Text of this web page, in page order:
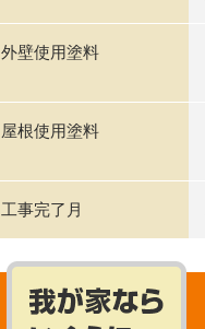
外壁使用塗料
屋根使用塗料
工事完了月